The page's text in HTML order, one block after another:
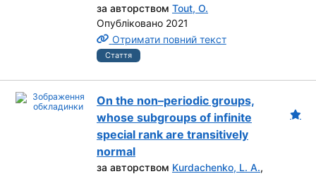
за авторством Tout, O.
Опубліковано 2021
Отримати повний текст
Стаття
On the non–periodic groups,
whose subgroups of infinite
special rank are transitively
normal
за авторством Kurdachenko, L. A.,